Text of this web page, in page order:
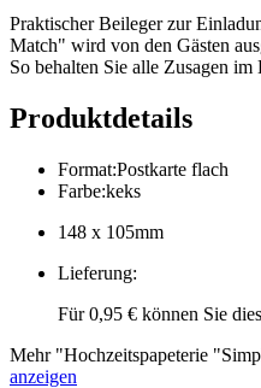
Praktischer Beileger zur
Match" wird von den Gästen
So behalten Sie alle Zusagen im
Produktdetails
Format:Postkarte flach
Farbe:keks
148 x 105mm
Lieferung:
Für 0,95 € können Sie
Mehr"Hochzeitspapeterie
anzeigen